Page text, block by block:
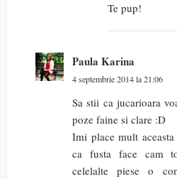
Te pup!
Paula Karina
4 septembrie 2014 la 21:06
Sa stii ca jucarioara
poze faine si clare :D
Imi place mult
ca fusta face cam
celelalte piese o